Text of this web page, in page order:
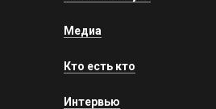
Медиа
Кто есть кто
Интервью